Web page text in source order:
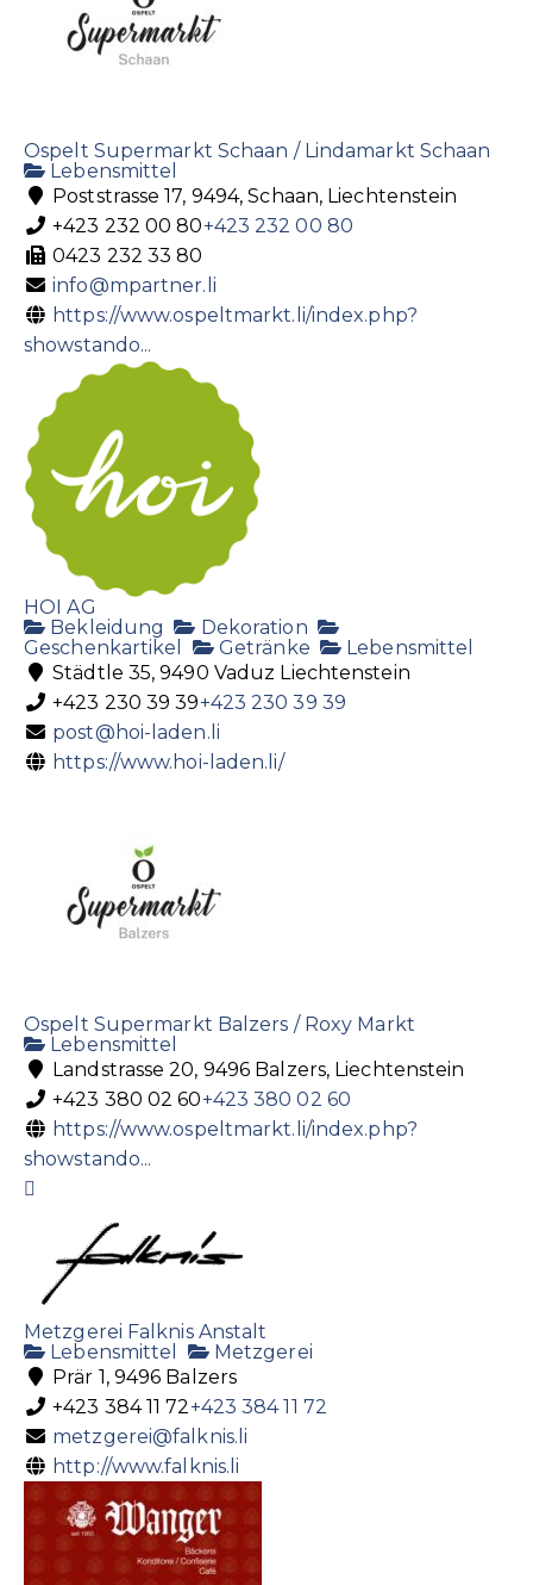
Ospelt Supermarkt Schaan / Lindamarkt Schaan
Lebensmittel
Poststrasse 17, 9494, Schaan, Liechtenstein
+423 232 00 80+423 232 00 80
0423 232 33 80
info@mpartner.li
https://www.ospeltmarkt.li/index.php?
showstando...
HOI AG
Bekleidung
Dekoration
Geschenkartikel
Getränke
Lebensmittel
Städtle 35, 9490 Vaduz Liechtenstein
+423 230 39 39+423 230 39 39
post@hoi-laden.li
https://www.hoi-laden.li/
Ospelt Supermarkt Balzers / Roxy Markt
Lebensmittel
Landstrasse 20, 9496 Balzers, Liechtenstein
+423 380 02 60+423 380 02 60
https://www.ospeltmarkt.li/index.php?
showstando...
Metzgerei Falknis Anstalt
Lebensmittel
Metzgerei
Prär 1, 9496 Balzers
+423 384 11 72+423 384 11 72
metzgerei@falknis.li
http://www.falknis.li